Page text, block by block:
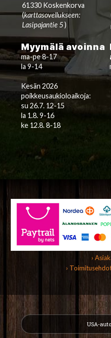
61330 Koskenkorva
(karttasovellukseen:
Lasipajantie 5)
Myymälä avoinna
ma-pe 8-17
la 9-14
Kesän 2026
poikkeusaukioloaikoja:
su 26.7. 12-15
la 1.8. 9-16
ke 12.8. 8-18
›
›
USA-